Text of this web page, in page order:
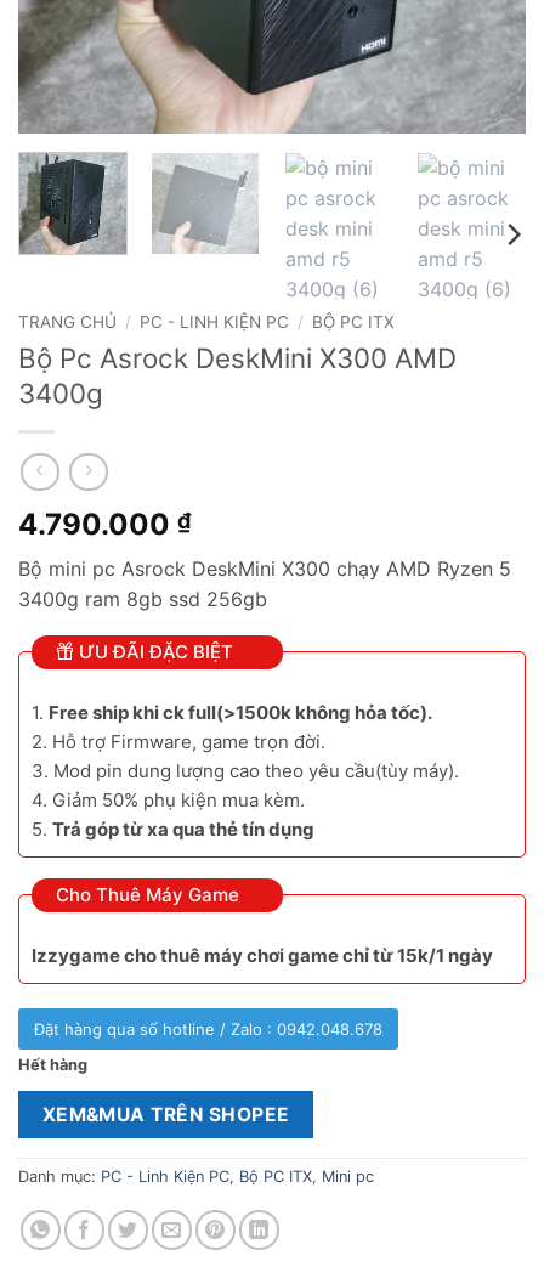
TRANG CHỦ / PC - LINH KIỆN PC / BỘ PC ITX
Bộ Pc Asrock DeskMini X300 AMD
3400g
4.790.000 ₫
Bộ mini pc Asrock DeskMini X300 chạy AMD Ryzen 5
3400g ram 8gb ssd 256gb
ƯU ĐÃI ĐẶC BIỆT
1. Free ship khi ck full(>1500k không hỏa tốc).
2. Hỗ trợ Firmware, game trọn đời.
3. Mod pin dung lượng cao theo yêu cầu(tùy máy).
4. Giảm 50% phụ kiện mua kèm.
5. Trả góp từ xa qua thẻ tín dụng
Cho Thuê Máy Game
Izzygame cho thuê máy chơi game chỉ từ 15k/1 ngày
Đặt hàng qua số hotline / Zalo : 0942.048.678
Hết hàng
XEM&MUA TRÊN SHOPEE
Danh mục: PC - Linh Kiện PC, Bộ PC ITX, Mini pc